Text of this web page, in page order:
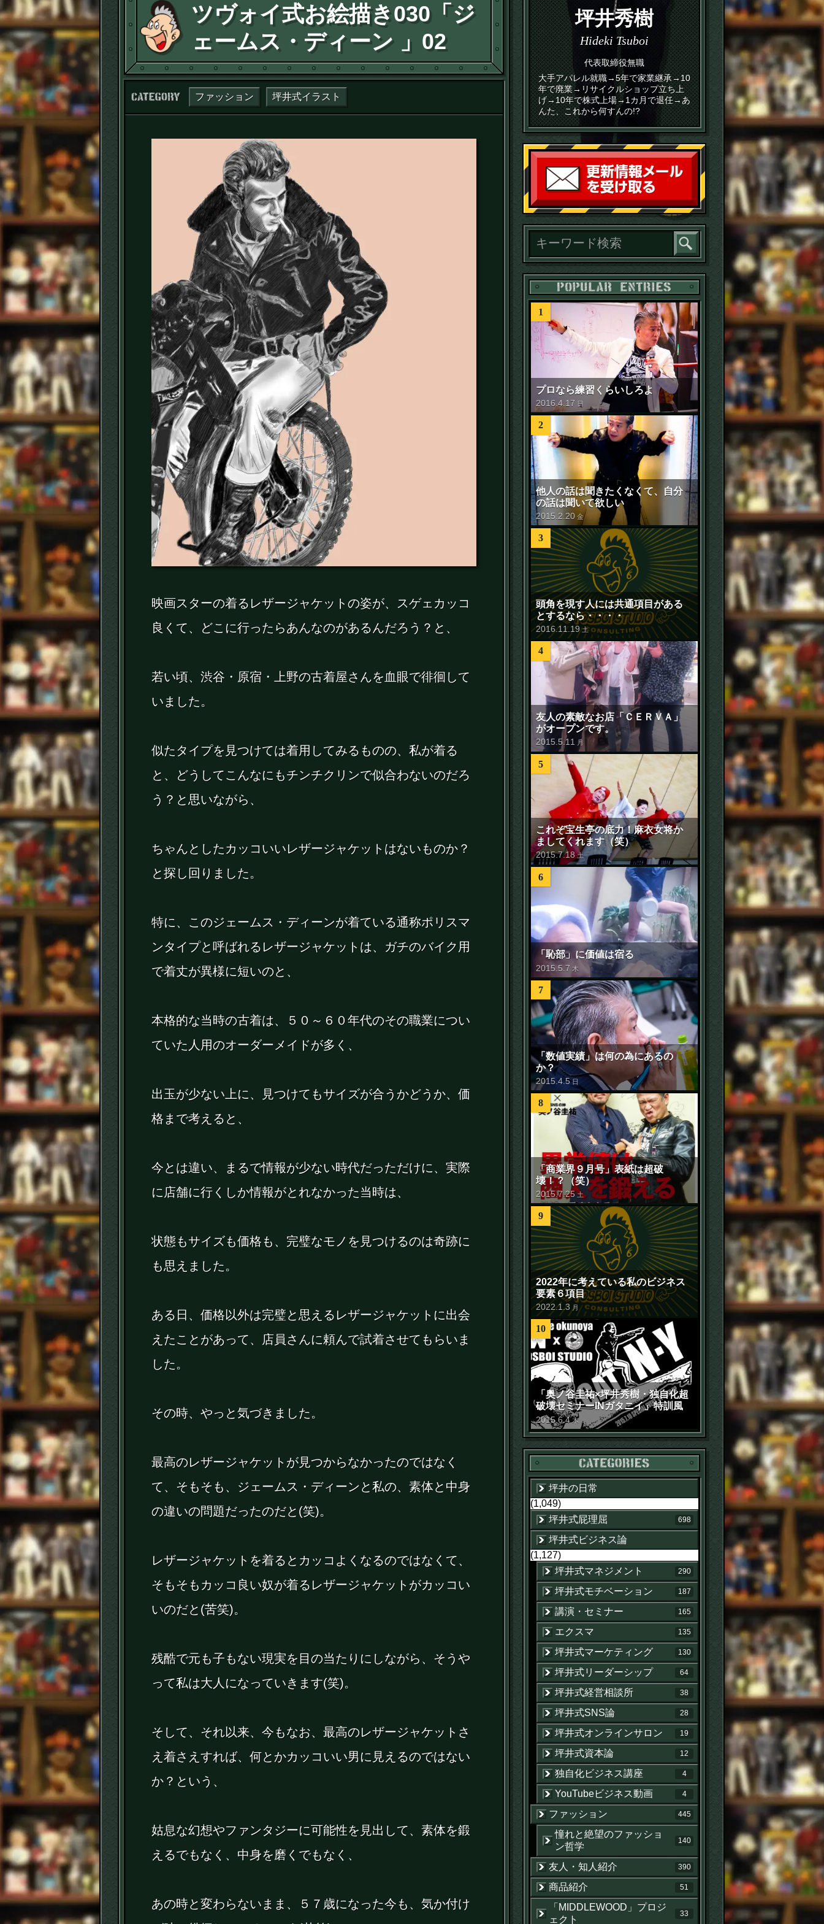
ツヴォイ式お絵描き030「ジ
ェームス・ディーン 」02
カテゴリー：
ファッション 坪井式イラスト
映画スターの着るレザージャケットの姿が、スゲェカッコ
良くて、どこに行ったらあんなのがあるんだろう？と、
若い頃、渋谷・原宿・上野の古着屋さんを血眼で徘徊して
いました。
似たタイプを見つけては着用してみるものの、私が着る
と、どうしてこんなにもチンチクリンで似合わないのだろ
う？と思いながら、
ちゃんとしたカッコいいレザージャケットはないものか？
と探し回りました。
特に、このジェームス・ディーンが着ている通称ポリスマ
ンタイプと呼ばれるレザージャケットは、ガチのバイク用
で着丈が異様に短いのと、
本格的な当時の古着は、５０～６０年代のその職業につい
ていた人用のオーダーメイドが多く、
出玉が少ない上に、見つけてもサイズが合うかどうか、価
格まで考えると、
今とは違い、まるで情報が少ない時代だっただけに、実際
に店舗に行くしか情報がとれなかった当時は、
状態もサイズも価格も、完璧なモノを見つけるのは奇跡に
も思えました。
ある日、価格以外は完璧と思えるレザージャケットに出会
えたことがあって、店員さんに頼んで試着させてもらいま
した。
その時、やっと気づきました。
最高のレザージャケットが見つからなかったのではなく
て、そもそも、ジェームス・ディーンと私の、素体と中身
の違いの問題だったのだと(笑)。
レザージャケットを着るとカッコよくなるのではなくて、
そもそもカッコ良い奴が着るレザージャケットがカッコい
いのだと(苦笑)。
残酷で元も子もない現実を目の当たりにしながら、そうや
って私は大人になっていきます(笑)。
そして、それ以来、今もなお、最高のレザージャケットさ
え着さえすれば、何とかカッコいい男に見えるのではない
か？という、
姑息な幻想やファンタジーに可能性を見出して、素体を鍛
えるでもなく、中身を磨くでもなく、
あの時と変わらないまま、５７歳になった今も、気か付け
坪井秀樹
Hideki Tsuboi
代表取締役無職
大手アパレル就職→5年で家業継承→10
年で廃業→リサイクルショップ立ち上
げ→10年で株式上場→1カ月で退任→あ
んた、これから何すんの!?
読者登録
POPULAR ENTRIES
1
プロなら練習くらいしろよ
2016 .4.17 日
2
他人の話は聞きたくなくて、自分
の話は聞いて欲しい
2015 2 20 金
3
頭角を現す人には共通項目がある
とするなら・・・・
2016.11.19 土
4
友人の素敵なお店「ＣＥＲＶＡ」
がオープンです。
2015 5.11 月
5
これぞ宝生亭の底力！麻衣女将か
ましてくれます（笑）
2015.7.18 土
6
「恥部」に価値は宿る
2015 .5 .7 木
7
「数値実績」は何の為にあるの
か？
2015 .4.5 日
8
「商業界９月号」表紙は超破
壊！？（笑）
2015.7.25 土
9
2022年に考えている私のビジネス
要素６項目
2022.1 .3 月
10
「奥ノ谷圭祐×坪井秀樹・独自化超
破壊セミナーINガタニイ」特訓風
景動画（苦笑）
2015.6.4 木
カテゴリー
坪井の日常
(1,049)
坪井式屁理屈
698
坪井式ビジネス論
(1,127)
坪井式マネジメント
290
坪井式モチベーション 187
講演・セミナー 165
エクスマ 135
坪井式マーケティング 130
坪井式リーダーシップ 64
坪井式経営相談所 38
坪井式SNS論 28
坪井式オンラインサロン 19
坪井式資本論 12
独自化ビジネス講座 4
YouTubeビジネス動画 4
ファッション 445
憧れと絶望のファッショ
ン哲学
140
友人・知人紹介 390
商品紹介 51
「MIDDLEWOOD」プロジ
ェクト
33